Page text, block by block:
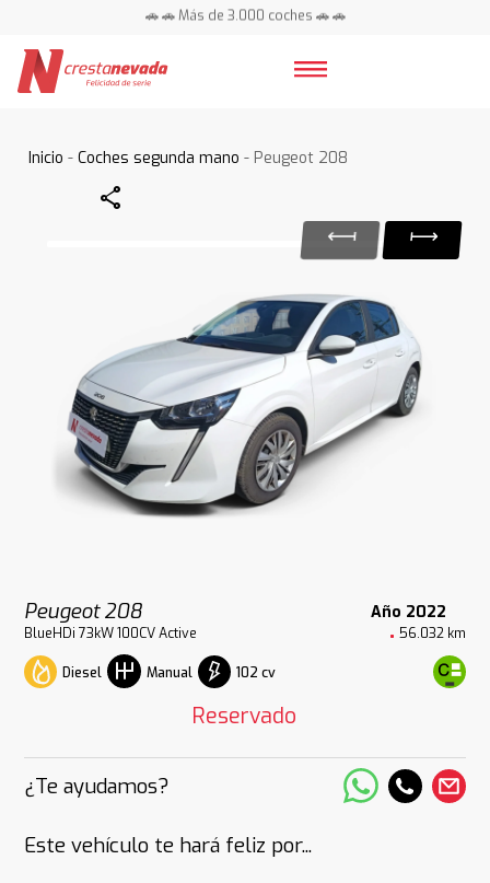
🚗 🚗 Más de 3.000 coches 🚗 🚗
Inicio -Coches segunda mano - Peugeot 208
Share
Peugeot 208 Año 2022
BlueHDi 73kW 100CV Active 56.032 km
Diesel Manual 102 cv
Reservado
¿Te ayudamos?
Este vehículo te hará feliz por...